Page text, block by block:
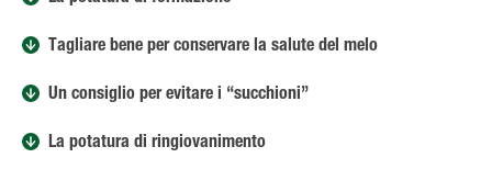
Tagliare bene per conservare la salute del melo
Un consiglio per evitare i “succhioni”
La potatura di ringiovanimento